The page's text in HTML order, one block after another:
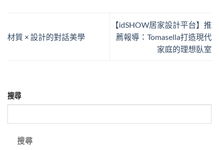
材質 × 設計的對話美學
【idSHOW居家設計平台】推
薦報導：Tomasella打造現代
家庭的理想臥室
搜尋
搜尋